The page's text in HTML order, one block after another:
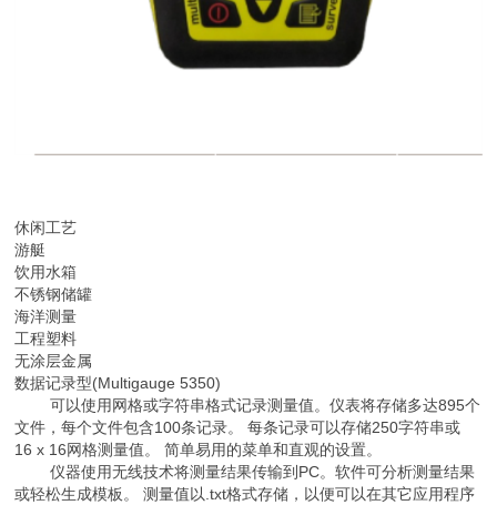
休闲工艺
游艇
饮用水箱
不锈钢储罐
海洋测量
工程塑料
无涂层金属
数据记录型(Multigauge 5350)
可以使用网格或字符串格式记录测量值。仪表将存储多达895个
文件，每个文件包含100条记录。 每条记录可以存储250字符串或
16 x 16网格测量值。 简单易用的菜单和直观的设置。
仪器使用无线技术将测量结果传输到PC。软件可分析测量结果
或轻松生成模板。 测量值以.txt格式存储，以便可以在其它应用程序